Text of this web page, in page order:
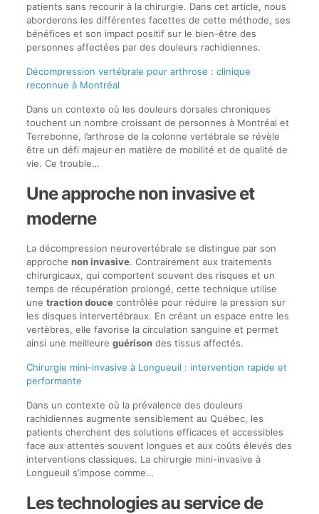
patients sans recourir à la chirurgie. Dans cet article, nous
aborderons les différentes facettes de cette méthode, ses
bénéfices et son impact positif sur le bien-être des
personnes affectées par des douleurs rachidiennes.
Décompression vertébrale pour arthrose : clinique
reconnue à Montréal
Dans un contexte où les douleurs dorsales chroniques
touchent un nombre croissant de personnes à Montréal et
Terrebonne, l’arthrose de la colonne vertébrale se révèle
être un défi majeur en matière de mobilité et de qualité de
vie. Ce trouble…
Une approche non invasive et
moderne
La décompression neurovertébrale se distingue par son
approche non invasive. Contrairement aux traitements
chirurgicaux, qui comportent souvent des risques et un
temps de récupération prolongé, cette technique utilise
une traction doucecontrôlée pour réduire la pression sur
les disques intervertébraux. En créant un espace entre les
vertèbres, elle favorise la circulation sanguine et permet
ainsi une meilleure guérisondes tissus affectés.
Chirurgie mini-invasive à Longueuil : intervention rapide et
performante
Dans un contexte où la prévalence des douleurs
rachidiennes augmente sensiblement au Québec, les
patients cherchent des solutions efficaces et accessibles
face aux attentes souvent longues et aux coûts élevés des
interventions classiques. La chirurgie mini-invasive à
Longueuil s’impose comme…
Les technologies au service de